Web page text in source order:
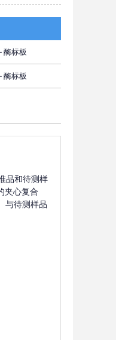
酶标板
酶标板
品和待测样
夹心复合
与待测样品